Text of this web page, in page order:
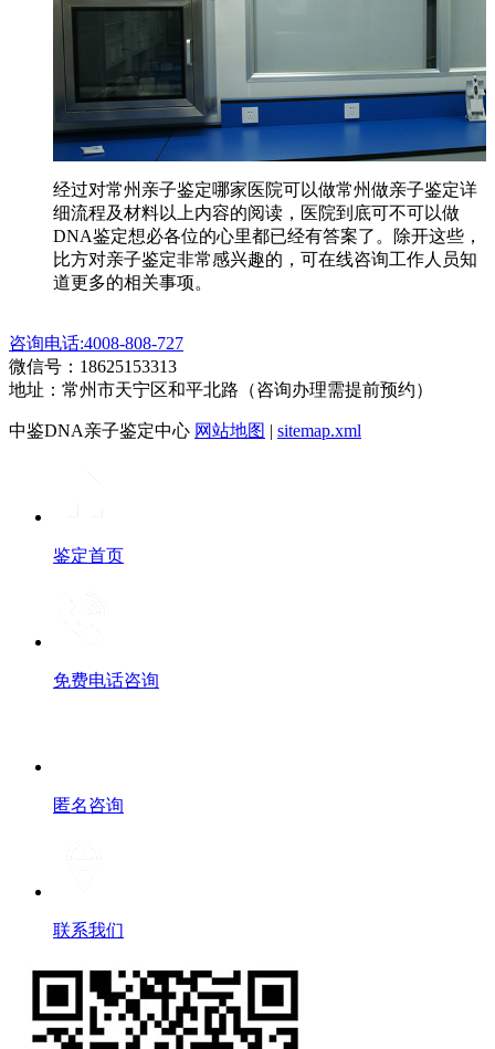
经过对常州亲子鉴定哪家医院可以做常州做亲子鉴定详
细流程及材料以上内容的阅读，医院到底可不可以做
DNA鉴定想必各位的心里都已经有答案了。除开这些，
比方对亲子鉴定非常感兴趣的，可在线咨询工作人员知
道更多的相关事项。
咨询电话:4008-808-727
微信号：18625153313
地址：常州市天宁区和平北路（咨询办理需提前预约）
中鉴DNA亲子鉴定中心 网站地图 | sitemap.xml
鉴定首页
免费电话咨询
匿名咨询
联系我们